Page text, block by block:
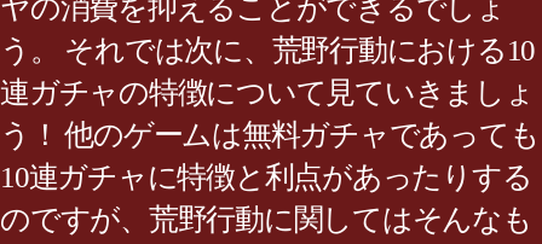
ヤの消費を抑えることができるでしょ
う。 それでは次に、荒野行動における10
連ガチャの特徴について見ていきましょ
う！ 他のゲームは無料ガチャであっても
10連ガチャに特徴と利点があったりする
のですが、荒野行動に関してはそんなも